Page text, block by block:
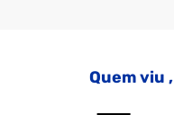
Quem viu ,